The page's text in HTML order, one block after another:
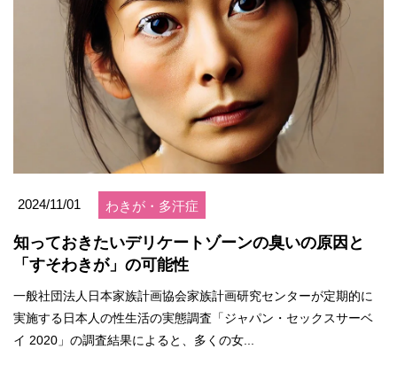
2024/11/01 わきが・多汗症
知っておきたいデリケートゾーンの臭いの原因と
「すそわきが」の可能性
一般社団法人日本家族計画協会家族計画研究センターが定期的に
実施する日本人の性生活の実態調査「ジャパン・セックスサーベ
イ 2020」の調査結果によると、多くの女...